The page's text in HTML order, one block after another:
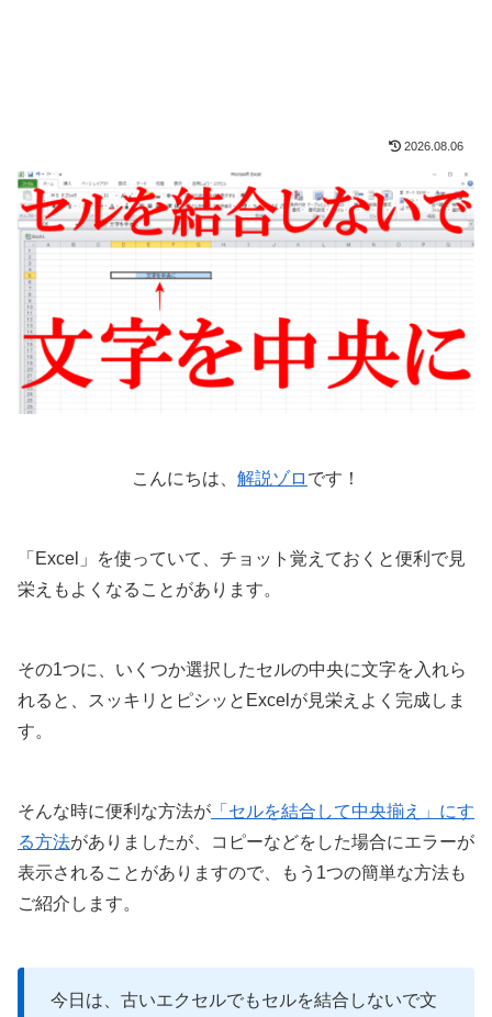
2026.08.06
こんにちは、 解説ゾロ です！
「Excel」を使っていて、チョット覚えておくと便利で見
栄えもよくなることがあります。
その1つに、いくつか選択したセルの中央に文字を入れら
れると、スッキリとピシッとExcelが見栄えよく完成しま
す。
そんな時に便利な方法が 「セルを結合して中央揃え」にす
る方法がありましたが、コピーなどをした場合にエラーが
表示されることがありますので、もう1つの簡単な方法も
ご紹介します。
今日は、古いエクセルでもセルを結合しないで文